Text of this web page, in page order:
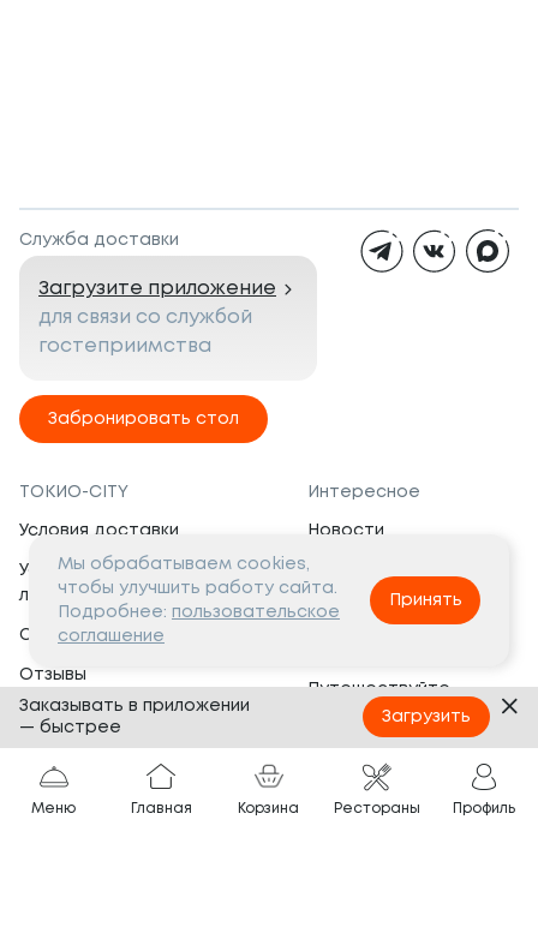
Служба доставки
Загрузите приложение
для связи со службой
гостеприимства
Забронировать стол
ТОКИО-CITY
Условия доставки
Условия программы
лояльности
Сертификаты
Отзывы
Банкеты
Вопросы и ответы
Интересное
Новости
Вакансии
Социальная жизнь
Путешествуйте
с ТОКИО-CITY
Партнёрам
Франшиза
Меню Главная Корзина Рестораны Профиль
Мы обрабатываем cookies,
чтобы улучшить работу сайта.
Подробнее: пользовательское
соглашение
Принять
Заказывать в приложении
— быстрее
Загрузить